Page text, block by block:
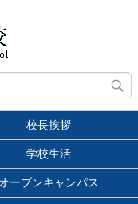
校長挨拶
学校生活
オープンキャンパス